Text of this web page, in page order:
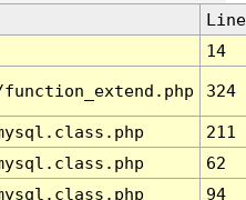
Line
14
324
211
62
94